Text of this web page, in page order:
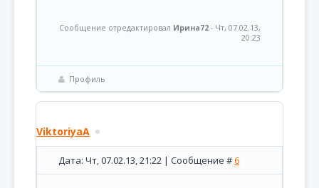
Сообщение отредактировал Ирина72 - Чт, 07.02.13,
20:23
Профиль
ViktoriyaA
Дата: Чт, 07.02.13, 21:22 | Сообщение #6